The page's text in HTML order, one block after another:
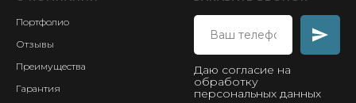
Портфолио
Отзывы
Преимущества
Гарантия
Даю согласие на
обработку
персональных данных